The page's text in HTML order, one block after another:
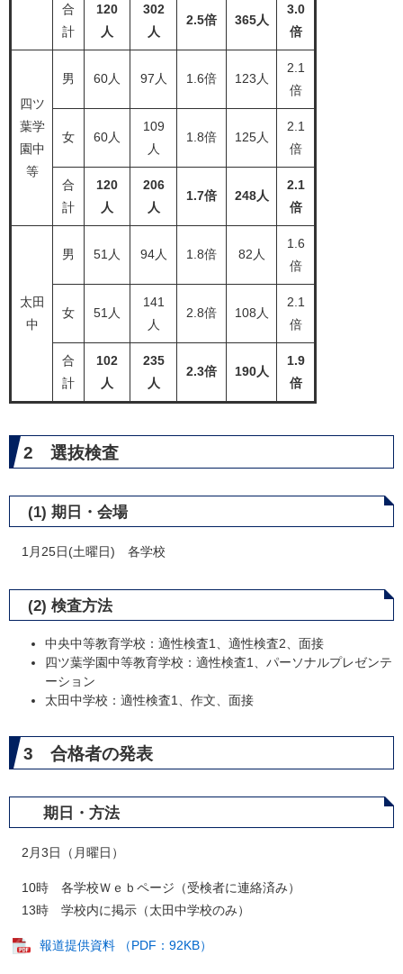
合
計
120
人
302
人
2.5​倍 365人
3.0
倍
四ツ
葉学
園中
等
男 60人 97人 1.6倍 123人
2.1
倍
女 60人
109
人
1.8倍 125人
2.1
倍
合
計
120
人
206
人
1.7倍 248人​
2.1
倍
太田
中
男 51人 94人 1.8倍 82人
1.6
倍
女 51人
141
人
2.8倍 108人
2.1
倍
合
計
102
人
235​
人
2.3​​倍 190人​
1.9
倍
2 選抜検査
(1) 期日・会場
1月25日(土曜日) 各学校
(2) 検査方法
中央中等教育学校：適性検査1、適性検査2、面接
四ツ葉学園中等教育学校：適性検査1、パーソナルプレゼンテ
ーション
太田中学校：適性検査1、作文、面接
3 合格者の発表
期日・方法
2月3日（月曜日）
10時 各学校Ｗｅｂページ（受検者に連絡済み）
13時 学校内に掲示（太田中学校のみ）
報道提供資料 （PDF：92KB）